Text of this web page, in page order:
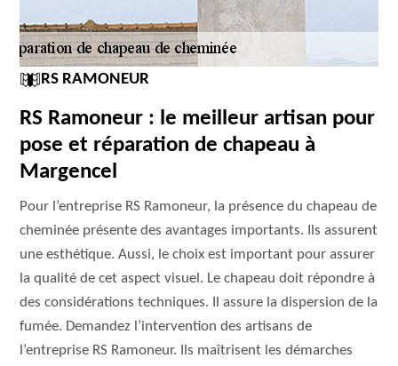
RS RAMONEUR
RS Ramoneur : le meilleur artisan pour
pose et réparation de chapeau à
Margencel
Pour l’entreprise RS Ramoneur, la présence du chapeau de
cheminée présente des avantages importants. Ils assurent
une esthétique. Aussi, le choix est important pour assurer
la qualité de cet aspect visuel. Le chapeau doit répondre à
des considérations techniques. Il assure la dispersion de la
fumée. Demandez l’intervention des artisans de
l’entreprise RS Ramoneur. Ils maîtrisent les démarches